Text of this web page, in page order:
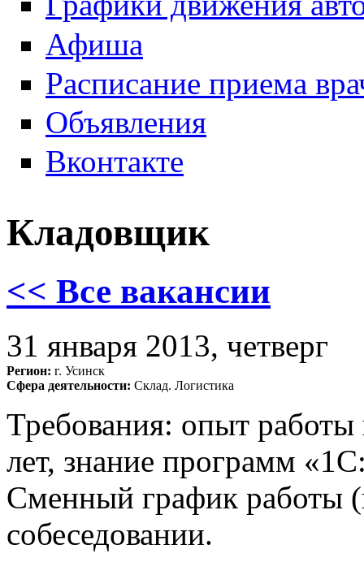
Афиша
Расписание приема
Объявления
Вконтакте
Кладовщик
<< Все вакансии
31 января 2013, четверг
Регион: г. Усинск
Сфера деятельности: Склад. Логистика
Требования: опыт работы
лет, знание программ
Сменный график работы
собеседовании.